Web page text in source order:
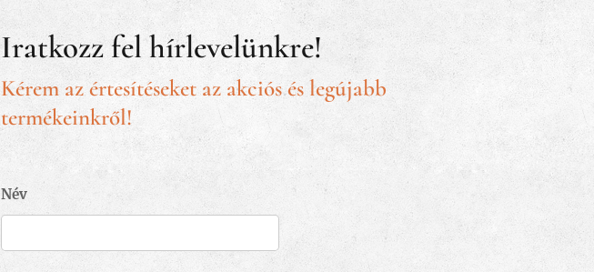
Iratkozz fel hírlevelünkre!
Kérem az értesítéseket az akciós és legújabb
termékeinkről!
Név